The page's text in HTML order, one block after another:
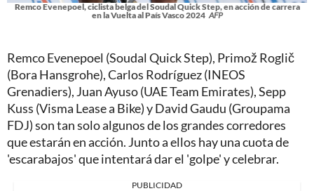
Remco Evenepoel, ciclista belga del Soudal Quick Step, en acción de carrera
en la Vuelta al País Vasco 2024 AFP
Remco Evenepoel (Soudal Quick Step), Primož Roglič
(Bora Hansgrohe), Carlos Rodríguez (INEOS
Grenadiers), Juan Ayuso (UAE Team Emirates), Sepp
Kuss (Visma Lease a Bike) y David Gaudu (Groupama
FDJ) son tan solo algunos de los grandes corredores
que estarán en acción. Junto a ellos hay una cuota de
'escarabajos' que intentará dar el 'golpe' y celebrar.
PUBLICIDAD